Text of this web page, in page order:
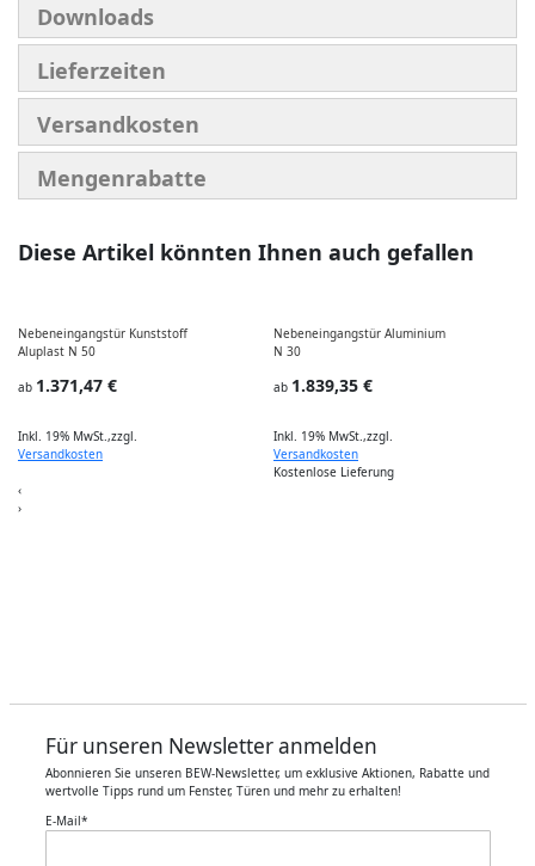
Downloads
Lieferzeiten
Versandkosten
Mengenrabatte
Diese Artikel könnten Ihnen auch gefallen
Nebeneingangstür Kunststoff
Aluplast N 50
ab 1.371,47 €
Inkl. 19% MwSt. ,zzgl.
Versandkosten
Nebeneingangstür Aluminium
N 30
ab 1.839,35 €
Inkl. 19% MwSt. ,zzgl.
Versandkosten
Kostenlose Lieferung
‹
›
Für unseren Newsletter anmelden
Abonnieren Sie unseren BEW-Newsletter, um exklusive Aktionen, Rabatte und
wertvolle Tipps rund um Fenster, Türen und mehr zu erhalten!
E-Mail*